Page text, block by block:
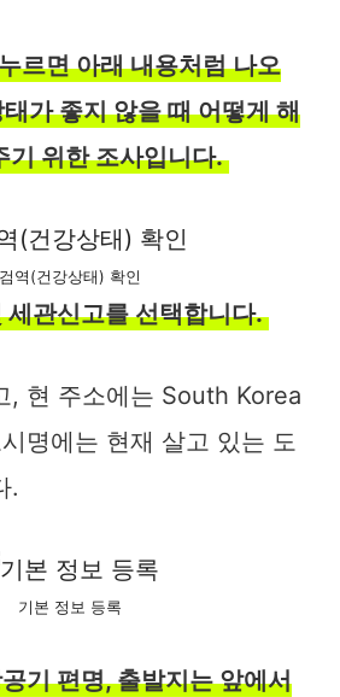
르면 아래 내용처럼 나오
가 좋지 않을 때 어떻게 해
기 위한 조사입니다.
검역(건강상태) 확인
세관신고를 선택합니다.
, 현 주소에는 South Korea
명에는 현재 살고 있는 도
.
기본 정보 등록
기 편명, 출발지는 앞에서